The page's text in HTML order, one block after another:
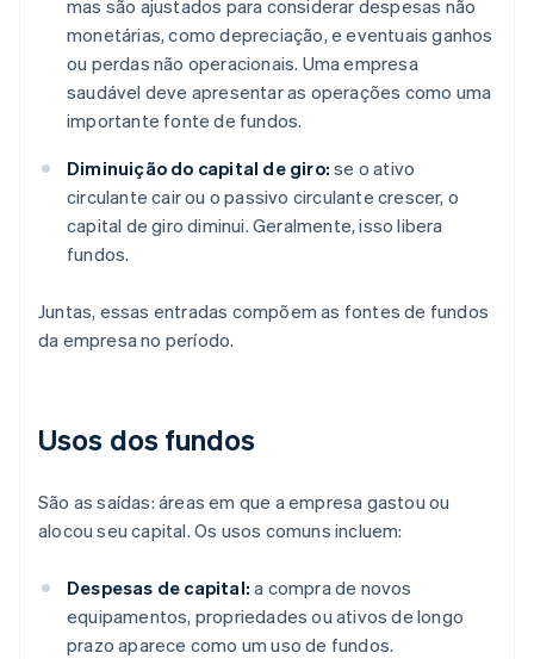
mas são ajustados para considerar despesas não
monetárias, como depreciação, e eventuais ganhos
ou perdas não operacionais. Uma empresa
saudável deve apresentar as operações como uma
importante fonte de fundos.
Diminuição do capital de giro: se o ativo
circulante cair ou o passivo circulante crescer, o
capital de giro diminui. Geralmente, isso libera
fundos.
Juntas, essas entradas compõem as fontes de fundos
da empresa no período.
Usos dos fundos
São as saídas: áreas em que a empresa gastou ou
alocou seu capital. Os usos comuns incluem:
Despesas de capital: a compra de novos
equipamentos, propriedades ou ativos de longo
prazo aparece como um uso de fundos.